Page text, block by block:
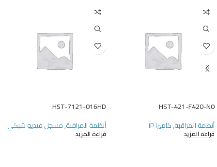
HST-421-F420-N0
أنظمة المراقبة,كاميرا IP
قراءة المزيد
HST-7121-016HD
أنظمة المراقبة,مسجل فيديو شبكي
قراءة المزيد